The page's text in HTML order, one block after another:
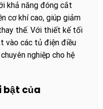
khả năng đóng cắt
cơ khí cao, giúp giảm
thế. Với thiết kế tối
vào các tủ điện điều
nghiệp cho hệ
bật của